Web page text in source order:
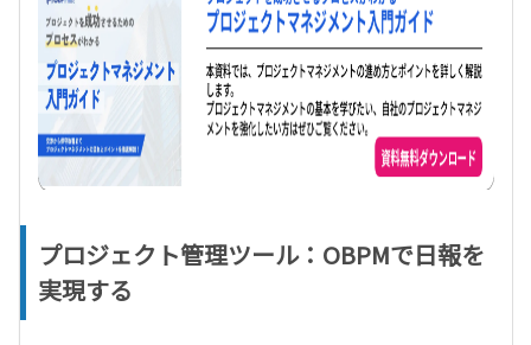
プロジェクト管理ツール：OBPMで日報を
実現する